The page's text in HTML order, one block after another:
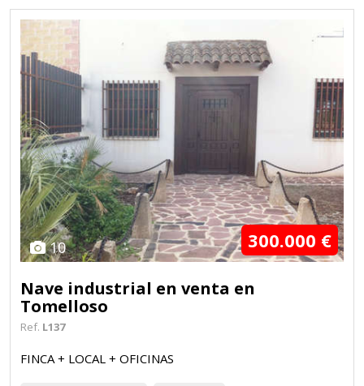
10 300.000 €
Nave industrial en venta en
Tomelloso
Ref. L137
FINCA + LOCAL + OFICINAS